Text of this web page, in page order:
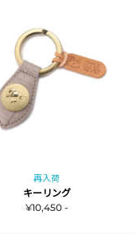
再入荷
キーリング
¥10,450 -